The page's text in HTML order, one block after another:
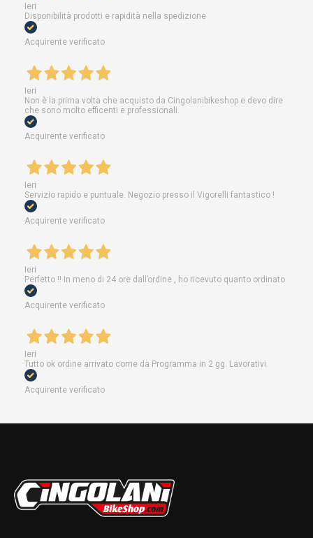
Ieri
Disponibilità prodotti e rapidità nella spedizione
Acquirente verificato
Ieri
Non è la prima volta che acquisto da Cingolanibikeshop e devo dire
che sono molto efficenti e professionali.
Acquirente verificato
Ieri
Servizio rapido e puntuale. Negozio presso il Vigorelli fantastico !
Acquirente verificato
Ieri
Perfetto !! In meno di 24 ore dall’ordine , ho ricevuto quanto ordinato
Acquirente verificato
Ieri
Tutto ok ordine arrivato come da Programma in 2 gg. Lavorativi.
Acquirente verificato